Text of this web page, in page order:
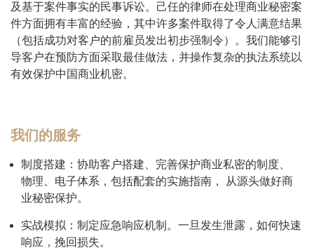
及基于案件事实的民事诉讼。己任的律师在处理商业秘密案
件方面拥有丰富的经验，其中许多案件取得了令人满意结果
（包括成功对客户的前雇员发出初步强制令）。我们能够引
导客户在预防方面采取最佳做法，并操作复杂的执法系统以
有效保护中国商业机密。
我们的服务
制度搭建：协助客户搭建、完善保护商业私密的制度、
物理、电子体系，包括配套的实施指南， 从源头做好商
业秘密保护。
实战模拟：制定应急响应机制。一旦发生泄露，如何快速
响应，挽回损失。